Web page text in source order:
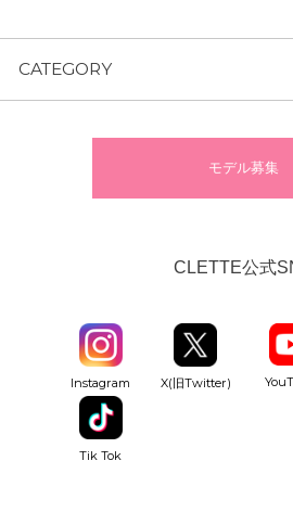
CATEGORY
モデル募集
CLETTE公式
Instagram X(旧Twitter)
Tik Tok